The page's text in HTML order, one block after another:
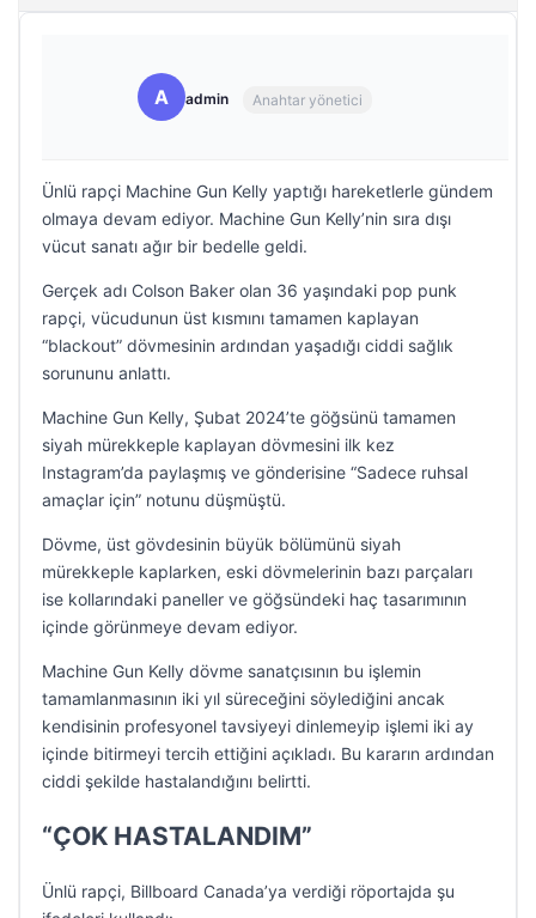
A admin Anahtar yönetici
Ünlü rapçi Machine Gun Kelly yaptığı hareketlerle gündem
olmaya devam ediyor. Machine Gun Kelly’nin sıra dışı
vücut sanatı ağır bir bedelle geldi.
Gerçek adı Colson Baker olan 36 yaşındaki pop punk
rapçi, vücudunun üst kısmını tamamen kaplayan
“blackout” dövmesinin ardından yaşadığı ciddi sağlık
sorununu anlattı.
Machine Gun Kelly, Şubat 2024’te göğsünü tamamen
siyah mürekkeple kaplayan dövmesini ilk kez
Instagram’da paylaşmış ve gönderisine “Sadece ruhsal
amaçlar için” notunu düşmüştü.
Dövme, üst gövdesinin büyük bölümünü siyah
mürekkeple kaplarken, eski dövmelerinin bazı parçaları
ise kollarındaki paneller ve göğsündeki haç tasarımının
içinde görünmeye devam ediyor.
Machine Gun Kelly dövme sanatçısının bu işlemin
tamamlanmasının iki yıl süreceğini söylediğini ancak
kendisinin profesyonel tavsiyeyi dinlemeyip işlemi iki ay
içinde bitirmeyi tercih ettiğini açıkladı. Bu kararın ardından
ciddi şekilde hastalandığını belirtti.
“ÇOK HASTALANDIM”
Ünlü rapçi, Billboard Canada’ya verdiği röportajda şu